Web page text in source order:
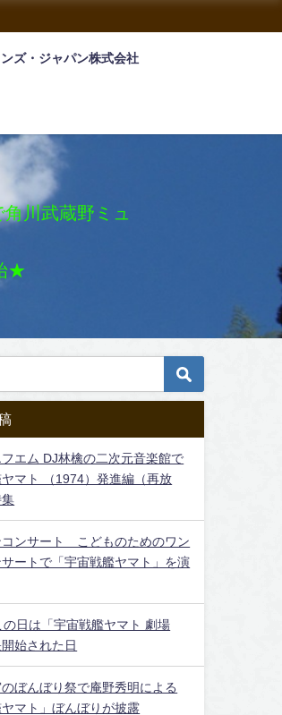
ズ・ジャパン株式会社
川武蔵野ミュ
★
エム DJ林檎の二次元音楽館で
ヤマト （1974）発進編（再放
コンサート こどものためのワン
ートで「宇宙戦艦ヤマト」を演
の日は「宇宙戦艦ヤマト 劇場
始された日
ぼんぼり祭で庵野秀明による
ヤマト」ぼんぼりが披露